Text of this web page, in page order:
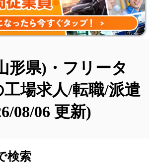
形県)・フリータ
工場求人/転職/派遣
08/06 更新)
検索